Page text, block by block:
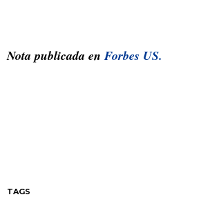
Nota publicada enForbes US.
TAGS